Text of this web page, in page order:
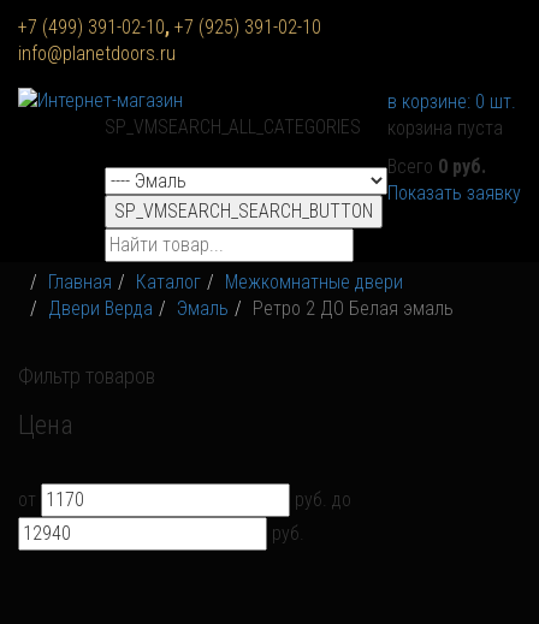
+7 (499) 391-02-10, +7 (925) 391-02-10
info@planetdoors.ru
в корзине: 0 шт.
корзина пуста
Всего 0 руб.
Показать заявку
SP_VMSEARCH_ALL_CATEGORIES
SP_VMSEARCH_SEARCH_BUTTON
Главная Каталог
Межкомнатные двери
Двери Верда
Эмаль Ретро 2 ДО Белая эмаль
Фильтр товаров
Цена
от руб. до
руб.